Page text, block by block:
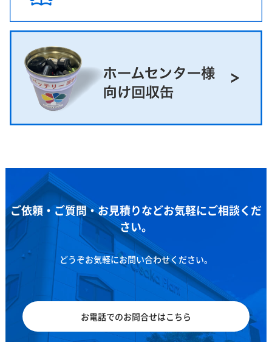
ご依頼・ご質問・お見積りなどお気軽にご相談くだ
さい。
どうぞお気軽にお問い合わせください。
お電話でのお問合せはこちら